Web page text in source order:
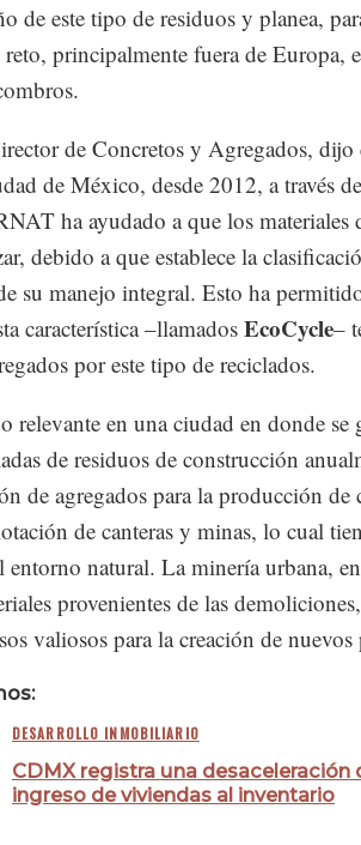
de este tipo de residuos y planea,
principalmente fuera de Europa,
de Concretos y Agregados, dijo
de México, desde 2012, a través
ha ayudado a que los materiales
debido a que establece la
su manejo integral. Esto ha
característica –llamados EcoCycle–
por este tipo de reciclados.
relevante en una ciudad en donde se
de residuos de construcción
de agregados para la producción de
de canteras y minas, lo cual
entorno natural. La minería urbana,
provenientes de las
valiosos para la creación de
DESARROLLO INMOBILIARIO
CDMX registra una desaceleración
ingreso de viviendas al inventario